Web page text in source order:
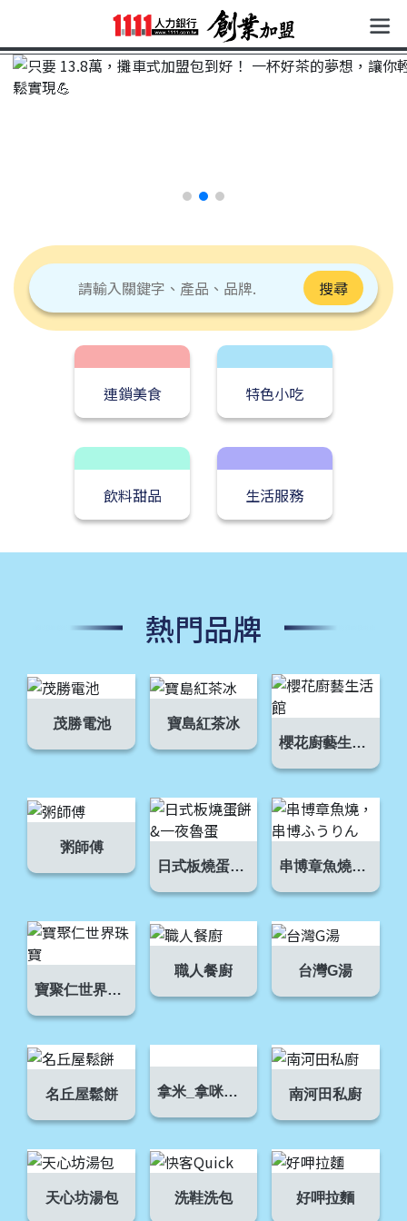
搜尋
連鎖美食 特色小吃
飲料甜品 生活服務
熱門品牌
茂勝電池
寶島紅茶冰
櫻花廚藝生活館
粥師傅
日式板燒蛋餅&一夜魯蛋
串博章魚燒，串博ふうりん
寶聚仁世界珠寶
職人餐廚 台灣G湯
名丘屋鬆餅 拿米_拿咪商店 南河田私廚
天心坊湯包 洗鞋洗包 好呷拉麵